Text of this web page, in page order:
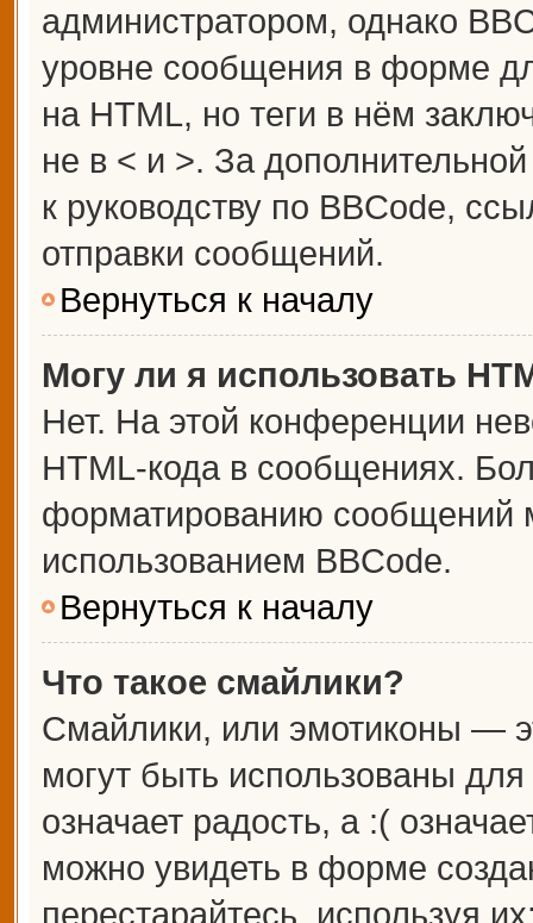
администратором, однако
уровне сообщения в форме
на HTML, но теги в нём
не в < и >. За
к руководству по BBCode,
отправки сообщений.
Вернуться к началу
Могу ли я использовать
Нет. На этой конференции
HTML-кода в сообщениях.
форматированию сообщений
использованием BBCode.
Вернуться к началу
Что такое смайлики?
Смайлики, или эмотиконы —
могут быть использованы
означает радость, а :(
можно увидеть в форме
перестарайтесь, используя